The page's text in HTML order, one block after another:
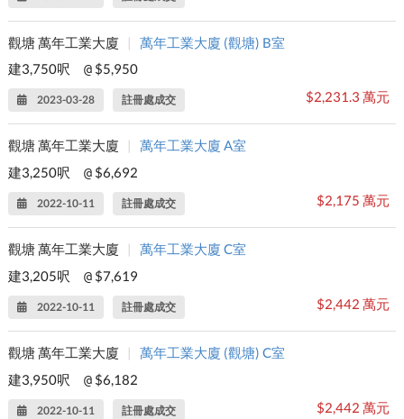
觀塘 萬年工業大廈 |
萬年工業大廈 (觀塘) B室
建3,750呎
@ $5,950
2023-03-28 註冊處成交 $2,231.3 萬元
觀塘 萬年工業大廈
萬年工業大廈 A室
建3,250呎
@ $6,692
2022-10-11 註冊處成交 $2,175 萬元
觀塘 萬年工業大廈
萬年工業大廈 C室
建3,205呎
@ $7,619
2022-10-11 註冊處成交 $2,442 萬元
觀塘 萬年工業大廈
萬年工業大廈 (觀塘) C室
建3,950呎
@ $6,182
2022-10-11 註冊處成交 $2,442 萬元